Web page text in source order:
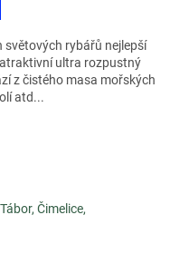
světových rybářů nejlepší
ultra rozpustný
z čistého masa mořských
atd...
Čimelice,